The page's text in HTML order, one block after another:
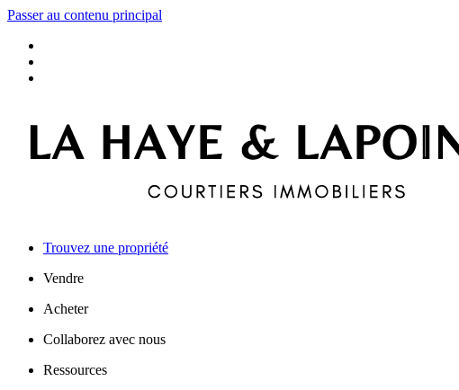
Passer au contenu principal
Trouvez une propriété
Vendre
Acheter
Collaborez avec nous
Ressources